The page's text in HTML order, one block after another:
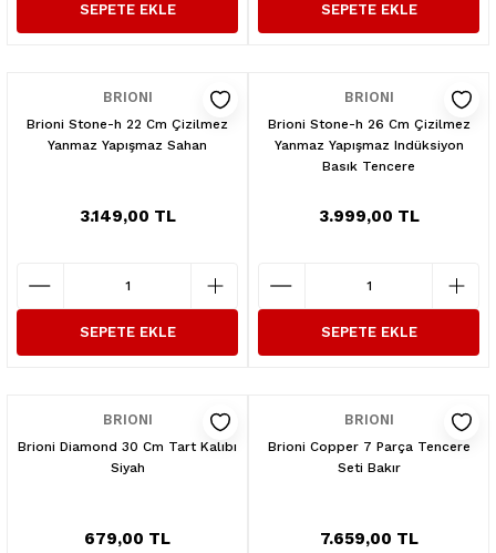
SEPETE EKLE SEPETE EKLE
BRIONI
Brioni Stone-h 22 Cm Çizilmez
Yanmaz Yapışmaz Sahan
3.149,00 TL
SEPETE EKLE
BRIONI
Brioni Stone-h 26 Cm Çizilmez
Yanmaz Yapışmaz Indüksiyon
Basık Tencere
3.999,00 TL
SEPETE EKLE
BRIONI
Brioni Diamond 30 Cm Tart Kalıbı
Siyah
679,00 TL
BRIONI
Brioni Copper 7 Parça Tencere
Seti Bakır
7.659,00 TL